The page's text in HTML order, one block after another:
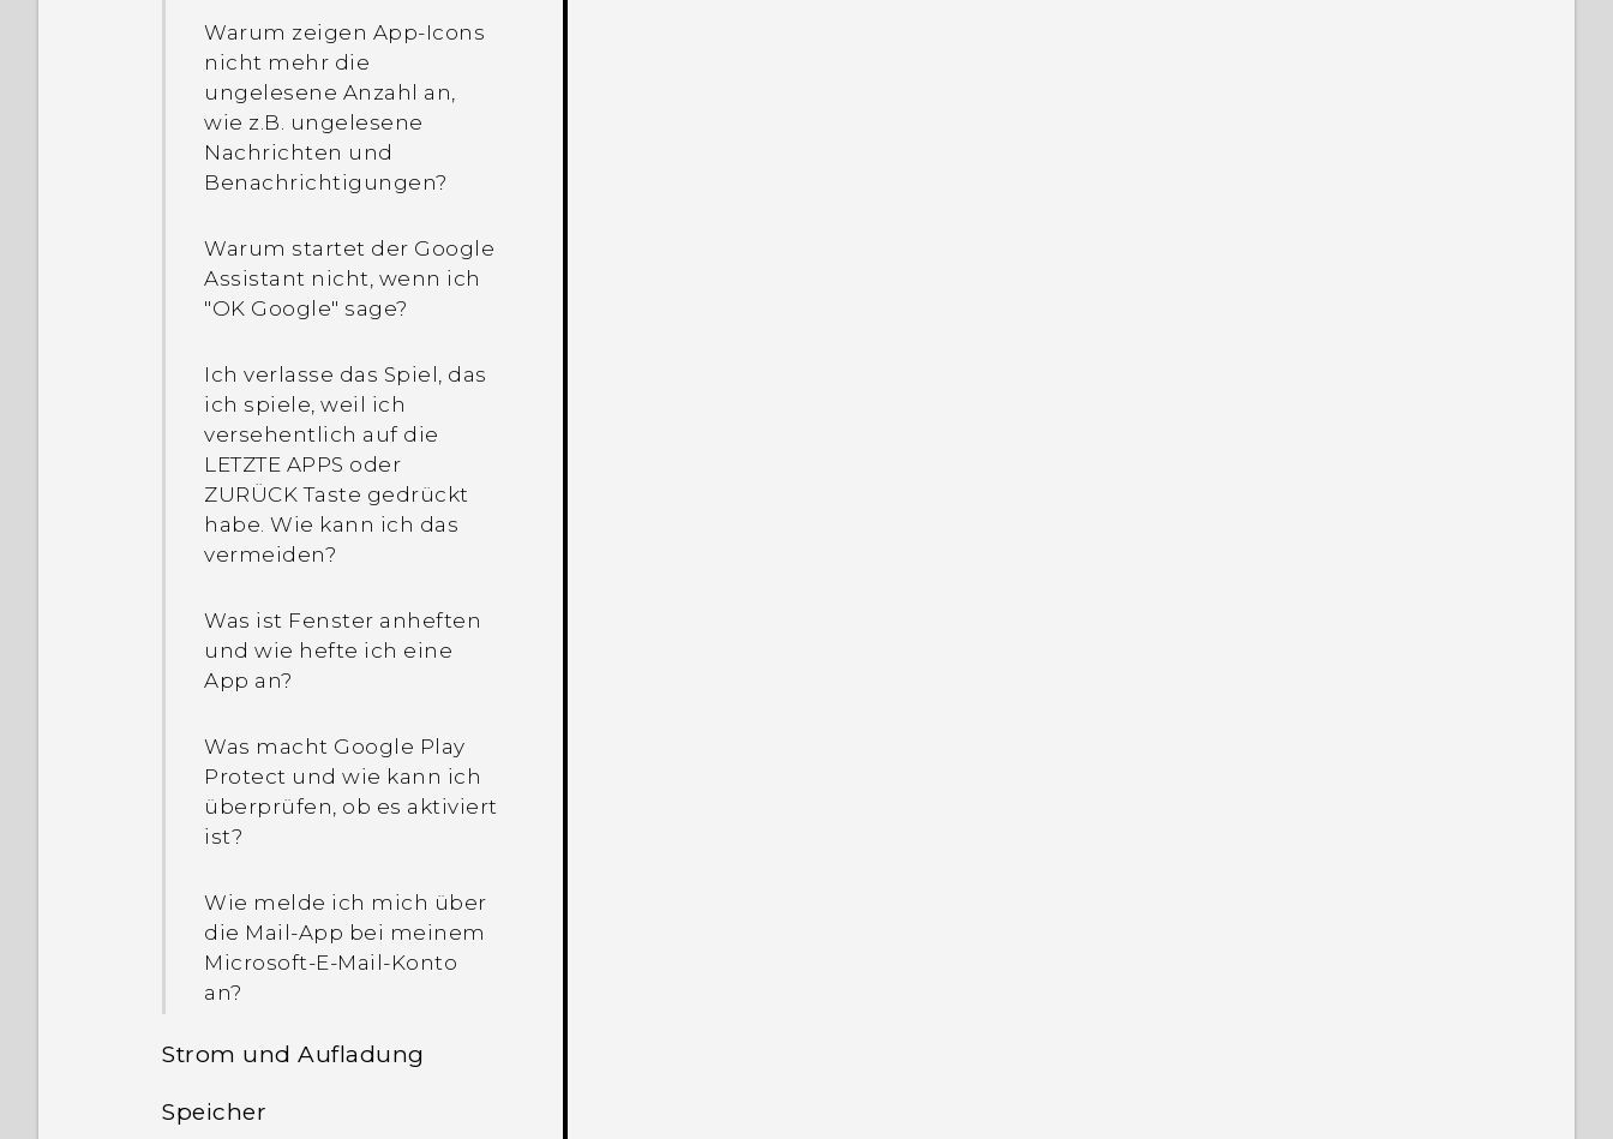
Warum zeigen App-Icons
nicht mehr die
ungelesene Anzahl an,
wie z.B. ungelesene
Nachrichten und
Benachrichtigungen?
Warum startet der Google
Assistant nicht, wenn ich
"OK Google" sage?
Ich verlasse das Spiel, das
ich spiele, weil ich
versehentlich auf die
LETZTE APPS oder
ZURÜCK Taste gedrückt
habe. Wie kann ich das
vermeiden?
Was ist Fenster anheften
und wie hefte ich eine
App an?
Was macht Google Play
Protect und wie kann ich
überprüfen, ob es aktiviert
ist?
Wie melde ich mich über
die Mail-App bei meinem
Microsoft-E-Mail-Konto
an?
Strom und Aufladung
Wie spare ich Akkustrom?
Speicher